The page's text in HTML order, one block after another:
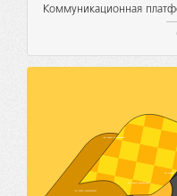
Коммуникационная